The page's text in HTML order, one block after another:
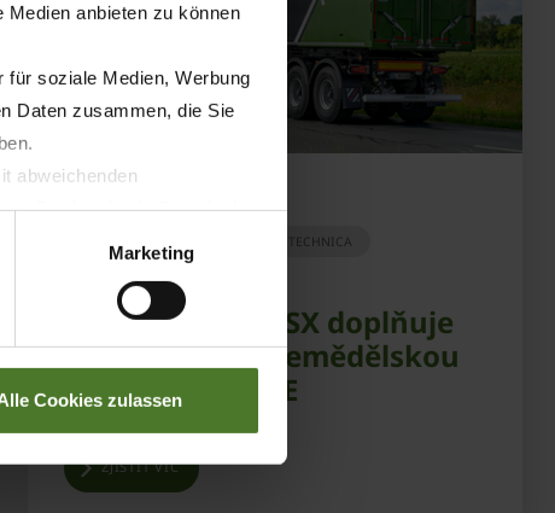
anbieten zu können
für soziale Medien, Werbung
Daten zusammen, die Sie
abweichenden
bzgl. übermittelter
Marketing
Cookies zulassen
04.09.2025
PRODUKTY AGRITECHNICA
Schwarzmüller SX doplňuje
sortiment pro zemědělskou
logistiku KRONE
ZJISTIT VÍC